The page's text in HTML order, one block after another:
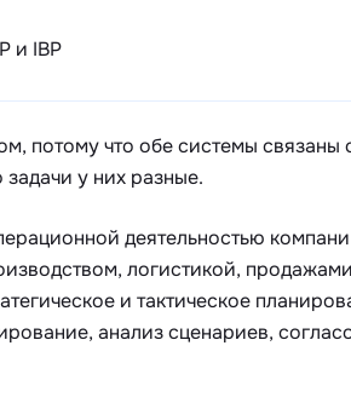
и IBP
потому что обе системы связаны
у них разные.
деятельностью
логистикой,
и тактическое
анализ сценариев,